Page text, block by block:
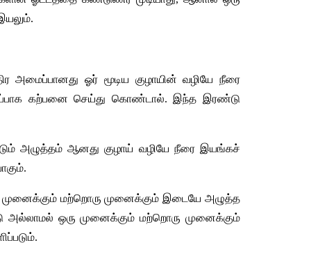
அமைப்பானது ஓர் மூடிய குழாயின் வழியே நீரை
ஒப்பாக கற்பனை செய்து கொண்டால். இந்த இரண்டு
அழுத்தம் ஆனது குழாய் வழியே நீரை இயங்கச்
முனைக்கும் மற்றொரு முனைக்கும் இடையே அழுத்த
அல்லாமல் ஒரு முனைக்கும் மற்றொரு முனைக்கும்